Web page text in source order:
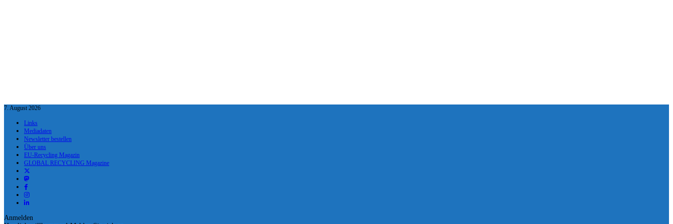
7. August 2026
Links
Mediadaten
Newsletter bestellen
Über uns
EU-Recycling Magazin
GLOBAL RECYCLING Magazine
Anmelden